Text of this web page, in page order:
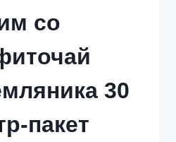
со
30
пакет